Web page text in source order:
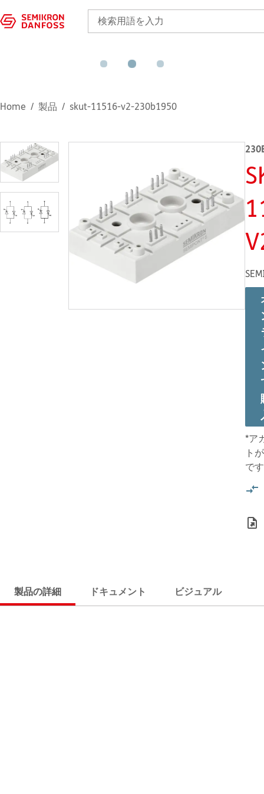
Home 製品 skut-11516-v2-230b1950
*ア
ト
です
製品の詳細 ドキュメント ビジュアル